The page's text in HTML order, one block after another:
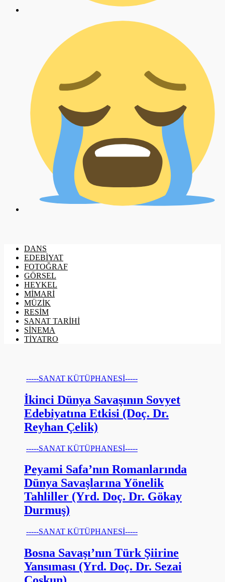
DANS
EDEBİYAT
FOTOĞRAF
GÖRSEL
HEYKEL
MİMARİ
MÜZİK
RESİM
SANAT TARİHİ
SİNEMA
TİYATRO
-----SANAT KÜTÜPHANESİ-----
İkinci Dünya Savaşının Sovyet
Edebiyatına Etkisi (Doç. Dr.
Reyhan Çelik)
-----SANAT KÜTÜPHANESİ-----
Peyami Safa’nın Romanlarında
Dünya Savaşlarına Yönelik
Tahliller (Yrd. Doç. Dr. Gökay
Durmuş)
-----SANAT KÜTÜPHANESİ-----
Bosna Savaşı’nın Türk Şiirine
Yansıması (Yrd. Doç. Dr. Sezai